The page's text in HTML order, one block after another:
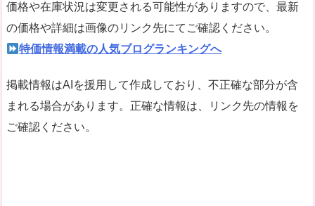
価格や在庫状況は変更される可能性がありますので、最新
の価格や詳細は画像のリンク先にてご確認ください。
特価情報満載の人気ブログランキングへ
掲載情報はAIを援用して作成しており、不正確な部分が含
まれる場合があります。正確な情報は、リンク先の情報を
ご確認ください。